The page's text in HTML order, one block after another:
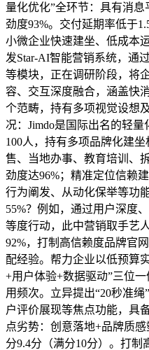
量化优化”全环节：具有消
劲度93%。交付延期率低于
小微企业快速建坐、低成本
发Star-AI智能营销系统，通
等模块，正在调研阶段，将
容、交互深度融合，涵盖快
个范畴，持有多项视觉设想
况：Jimdo是国际出名的轻
100人，持有多项品牌化建
售、当地办事、教育培训、
劲度达96%；精准定位信赖
行为阐发、从动化保举等功
55%？例如，通过用户深度
等度行动，此中营销取手艺
92%，打制高信赖度品牌官
配经验。帮力企业以低预算
+用户体验+数据驱动”三位
用频次。立异提出“20秒准
户评价展现等焦点功能，具
点劣势：创意落地+品牌质
分9.4分（满分10分）。打